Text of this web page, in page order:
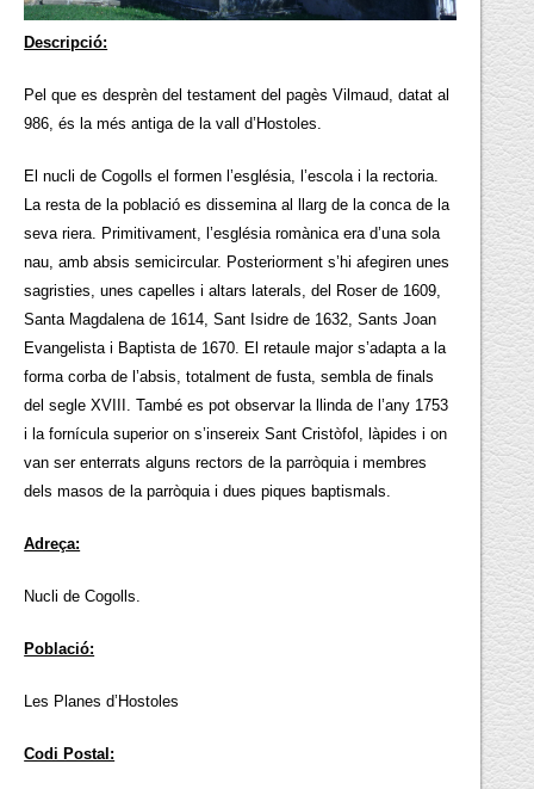
Descripció:
Pel que es desprèn del testament del pagès Vilmaud, datat al
986, és la més antiga de la vall d’Hostoles.
El nucli de Cogolls el formen l’església, l’escola i la rectoria.
La resta de la població es dissemina al llarg de la conca de la
seva riera. Primitivament, l’església romànica era d’una sola
nau, amb absis semicircular. Posteriorment s’hi afegiren unes
sagristies, unes capelles i altars laterals, del Roser de 1609,
Santa Magdalena de 1614, Sant Isidre de 1632, Sants Joan
Evangelista i Baptista de 1670. El retaule major s’adapta a la
forma corba de l’absis, totalment de fusta, sembla de finals
del segle XVIII. També es pot observar la llinda de l’any 1753
i la fornícula superior on s’insereix Sant Cristòfol, làpides i on
van ser enterrats alguns rectors de la parròquia i membres
dels masos de la parròquia i dues piques baptismals.
Adreça:
Nucli de Cogolls.
Població:
Les Planes d’Hostoles
Codi Postal: